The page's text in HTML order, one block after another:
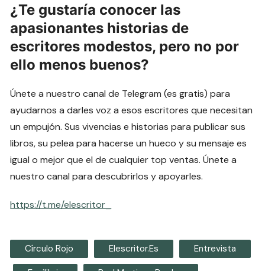
¿Te gustaría conocer las
apasionantes historias de
escritores modestos, pero no por
ello menos buenos?
Únete a nuestro canal de Telegram (es gratis) para
ayudarnos a darles voz a esos escritores que necesitan
un empujón. Sus vivencias e historias para publicar sus
libros, su pelea para hacerse un hueco y su mensaje es
igual o mejor que el de cualquier top ventas. Únete a
nuestro canal para descubrirlos y apoyarles.
https://t.me/elescritor_
Círculo Rojo Elescritor.es Entrevista